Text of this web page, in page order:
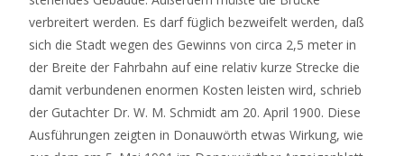
verbreitert werden. Es darf füglich bezweifelt werden, daß
sich die Stadt wegen des Gewinns von circa 2,5 meter in
der Breite der Fahrbahn auf eine relativ kurze Strecke die
damit verbundenen enormen Kosten leisten wird, schrieb
der Gutachter Dr. W. M. Schmidt am 20. April 1900. Diese
Ausführungen zeigten in Donauwörth etwas Wirkung, wie